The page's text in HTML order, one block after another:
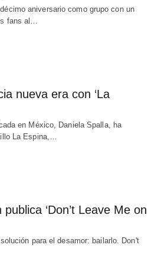
aniversario como grupo con un
fans al…
nueva era con ‘La
en México, Daniela Spalla, ha
La Espina,…
‘Don’t Leave Me on
para el desamor: bailarlo. Don't